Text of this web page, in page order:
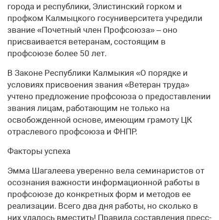
города и республики, Элистинский горком и
профком Калмыцкого госуниверситета учредили
звание «Почетный член Профсоюза» – оно
присваивается ветеранам, состоящим в
профсоюзе более 50 лет.
В Законе Республики Калмыкия «О порядке и
условиях присвоения звания «Ветеран труда»
учтено предложение профсоюза о предоставлении
звания лицам, работающим не только на
освобожденной основе, имеющим грамоту ЦК
отраслевого профсоюза и ФНПР.
Факторы успеха
Эмма Шагалеева уверенно вела семинаристов от
осознания важности информационной работы в
профсоюзе до конкретных форм и методов ее
реализации. Всего два дня работы, но сколько в
них удалось вместить! Правила составления пресс-